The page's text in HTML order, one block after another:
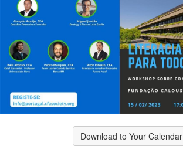
Download to Your Calendar